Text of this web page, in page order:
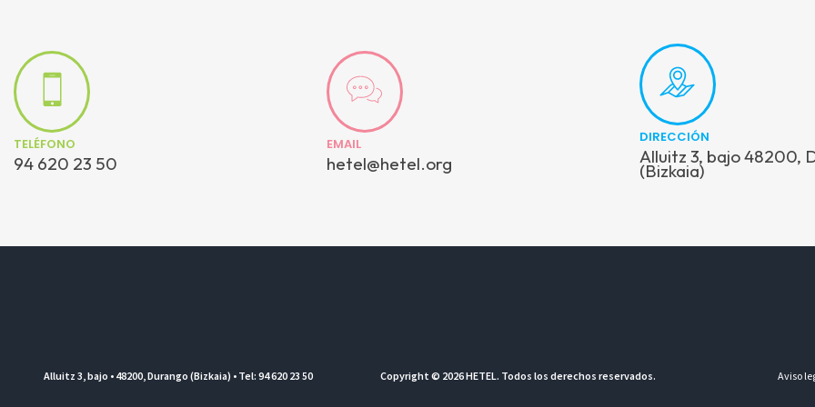
TELÉFONO
94 620 23 50
EMAIL
hetel@hetel.org
DIRECCIÓN
Alluitz 3, bajo 48200,
(Bizkaia)
Alluitz 3, bajo • 48200, Durango (Bizkaia) • Tel: 94 620 23 50 Copyright © 2026 HETEL. Todos los derechos reservados. Aviso